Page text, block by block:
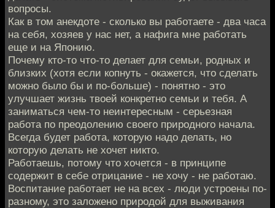
вопросы.
Как в том анекдоте - сколько вы работаете - два часа
на себя, хозяев у нас нет, а нафига мне работать
еще и на Японию.
Почему кто-то что-то делает для семьи, родных и
близких (хотя если копнуть - окажется, что сделать
можно было бы и по-больше) - понятно - это
улучшает жизнь твоей конкретно семьи и тебя. А
заниматься чем-то неинтересным - серьезная
работа по преодолению своего природного начала.
Всегда будет работа, которую надо делать, но
которую делать не хочет никто.
Работаешь, потому что хочется - в принципе
содержит в себе отрицание - не хочу - не работаю.
Воспитание работает не на всех - люди устроены по-
разному, это заложено природой для выживания